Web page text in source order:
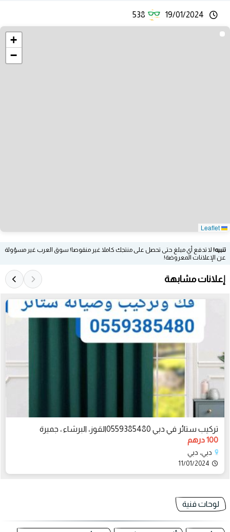
19/01/2024
538
+
−
تنبيه! لا تدفع أي مبلغ حتى تحصل على منتجك كاملا غير منقوصا! سوق العرب غير مسؤولة
عن الإعلانات المعروضة!
إعلانات مشابهة
تركيب ستائر في دبي 0559385480القوز، البرشاء ، جميرة
100 درهم
دبي، دبي
11/01/2024
لوحات فنية